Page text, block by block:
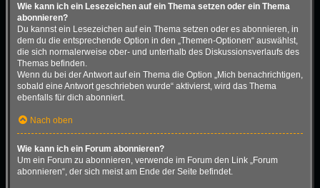
Wie kann ich ein Lesezeichen auf ein Thema setzen oder ein Thema
abonnieren?
Du kannst ein Lesezeichen auf ein Thema setzen oder es abonnieren, in
dem du die entsprechende Option in den „Themen-Optionen“ auswählst,
die sich normalerweise ober- und unterhalb des Diskussionsverlaufs des
Themas befinden.
Wenn du bei der Antwort auf ein Thema die Option „Mich benachrichtigen,
sobald eine Antwort geschrieben wurde“ aktivierst, wird das Thema
ebenfalls für dich abonniert.
Nach oben
Wie kann ich ein Forum abonnieren?
Um ein Forum zu abonnieren, verwende im Forum den Link „Forum
abonnieren“, der sich meist am Ende der Seite befindet.